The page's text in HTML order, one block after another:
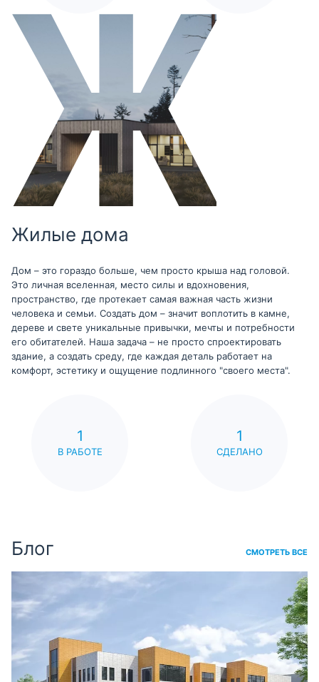
Жилые дома
Дом – это гораздо больше, чем просто крыша над головой.
Это личная вселенная, место силы и вдохновения,
пространство, где протекает самая важная часть жизни
человека и семьи. Создать дом – значит воплотить в камне,
дереве и свете уникальные привычки, мечты и потребности
его обитателей. Наша задача – не просто спроектировать
здание, а создать среду, где каждая деталь работает на
комфорт, эстетику и ощущение подлинного "своего места".
1
В РАБОТЕ
1
СДЕЛАНО
Блог СМОТРЕТЬ ВСЕ